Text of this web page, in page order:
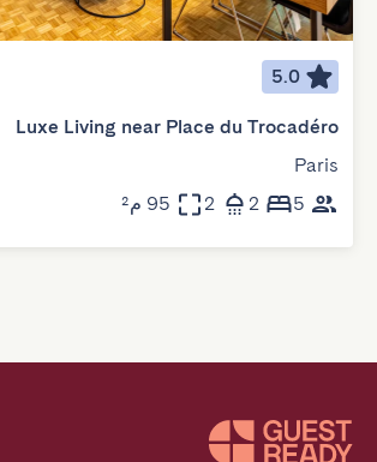
5.0
Luxe Living near Place du Trocadéro
Paris
5
2
2 95 م²